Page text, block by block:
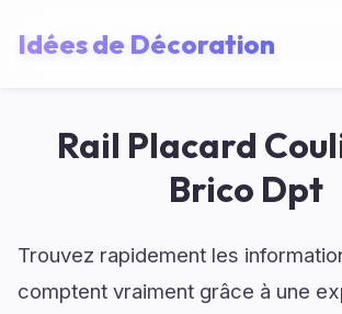
Idées de Décoration
Rail Placard
Brico Dpt
Trouvez rapidement les
comptent vraiment grâce à une